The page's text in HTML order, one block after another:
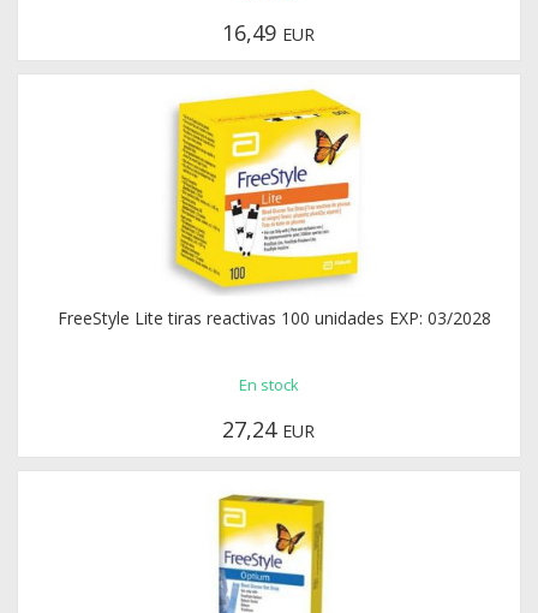
16,49 EUR
FreeStyle Lite tiras reactivas 100 unidades EXP: 03/2028
En stock
27,24 EUR